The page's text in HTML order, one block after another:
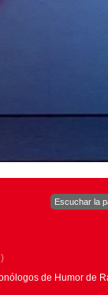
Escuchar la
de Humor de